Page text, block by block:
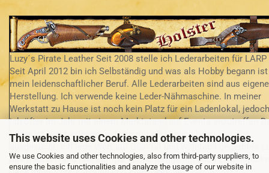
This website uses Cookies and other technologies.
We use Cookies and other technologies, also from third-party suppliers, to
ensure the basic functionalities and analyze the usage of our website in
Luzy´s Pirate Leather Seit 2008 stelle ich Lederarbeiten für LARP
Seit April 2012 bin ich Selbständig und was als Hobby begann
mein leidenschaftlicher Beruf. Alle Lederarbeiten sind aus
Herstellung. Ich verwende keine Leder-Nähmaschine. In meiner
Werkstatt zu Hause ist noch kein Platz für ein Ladenlokal,
ich öfter im Jahr mit einem Marktstand auf Events anzutreffen
Leder ist handverlesen und von mir persönlich beim Händler
ausgesucht. Ich lege Wert auf Qualität und vegetabil gegerbtes
aus Deutschland und Europa. Gerne fertige ich auch Einzelstücke